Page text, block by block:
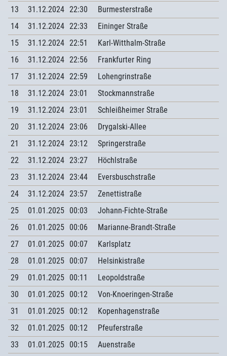
13
31.12.2024 22:30
Burmesterstraße
14
31.12.2024 22:33
Eininger Straße
15
31.12.2024 22:51
Karl-Witthalm-Straße
16
31.12.2024 22:56
Frankfurter Ring
17
31.12.2024 22:59
Lohengrinstraße
18
31.12.2024 23:01
Stockmannstraße
19
31.12.2024 23:01
Schleißheimer Straße
20
31.12.2024 23:06
Drygalski-Allee
21
31.12.2024 23:12
Springerstraße
22
31.12.2024 23:27
Höchlstraße
23
31.12.2024 23:44
Eversbuschstraße
24
31.12.2024 23:57
Zenettistraße
25
01.01.2025 00:03
Johann-Fichte-Straße
26
01.01.2025 00:06
Marianne-Brandt-Straße
27
01.01.2025 00:07
Karlsplatz
28
01.01.2025 00:07
Helsinkistraße
29
01.01.2025 00:11
Leopoldstraße
30
01.01.2025 00:12
Von-Knoeringen-Straße
31
01.01.2025 00:12
Kopenhagenstraße
32
01.01.2025 00:12
Pfeuferstraße
33
01.01.2025 00:15
Auenstraße